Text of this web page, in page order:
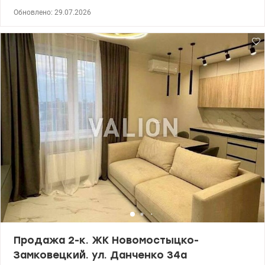
готовый профессиональный дизайн-проект в подарок. Правый
берег Виноградарь . Цена 115000уе . Геннадий 0963198153
valion.ua/1144078
Обновлено: 29.07.2026
Продажа 2-к. ЖК Новомостыцко-
Замковецкий. ул. Данченко 34а